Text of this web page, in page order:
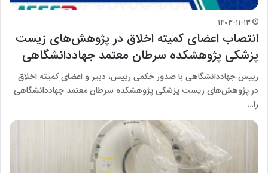
۱۴۰۳-۱۱-۱۳
انتصاب اعضای کمیته اخلاق در پژوهش‌های زیست
پزشکی پژوهشکده سرطان معتمد جهاددانشگاهی
رییس جهاددانشگاهی با صدور حکمی رییس، دبیر و اعضای کمیته اخلاق
در پژوهش‌های زیست پزشکی پژوهشکده سرطان معتمد جهاددانشگاهی
را…